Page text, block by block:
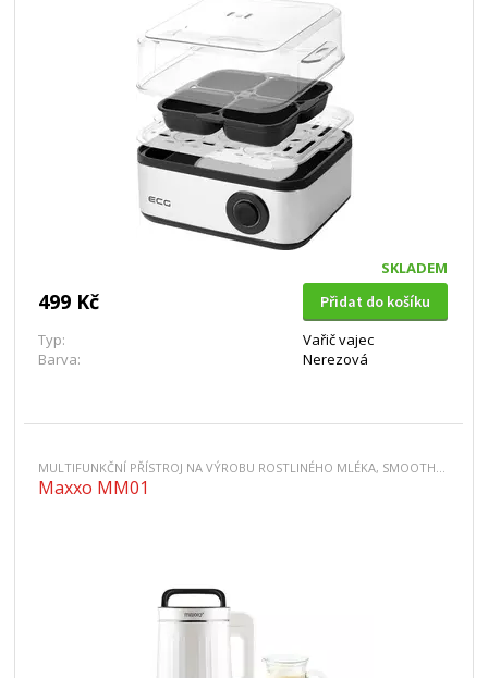
SKLADEM
499 Kč
Přidat do košíku
Typ:
Vařič vajec
Barva:
Nerezová
MULTIFUNKČNÍ PŘÍSTROJ NA VÝROBU ROSTLINÉHO MLÉKA, SMOOTHIE, TOFU, KAŠÍ A POLÉVEK
Maxxo MM01